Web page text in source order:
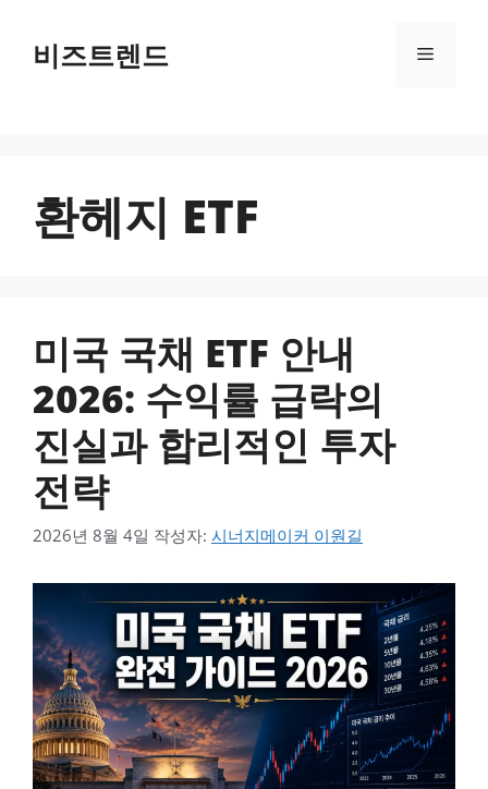
건너뛰기비즈트렌드 메뉴
환헤지 ETF
미국 국채 ETF 안내
2026: 수익률 급락의
진실과 합리적인 투자
전략
2026년 8월 4일 작성자: 시너지메이커 이원길